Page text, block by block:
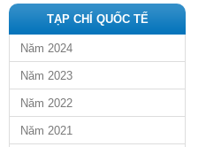
TẠP CHÍ QUỐC TẾ
Năm 2024
Năm 2023
Năm 2022
Năm 2021